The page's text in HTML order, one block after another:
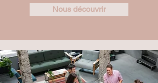
Nous découvrir